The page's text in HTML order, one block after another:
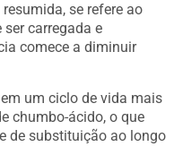
se refere ao
ser carregada e
comece a diminuir
um ciclo de vida mais
chumbo-ácido, o que
de substituição ao longo